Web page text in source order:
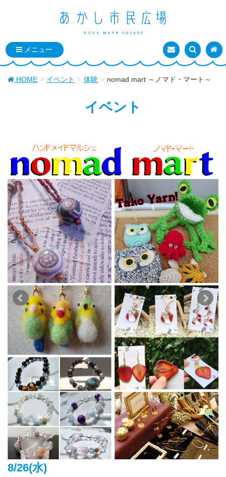
お問い合わせ
検索を表
ト
HOME イベント 体験 nomad mart ～ノマド・マート～
イベント
8/26(水)